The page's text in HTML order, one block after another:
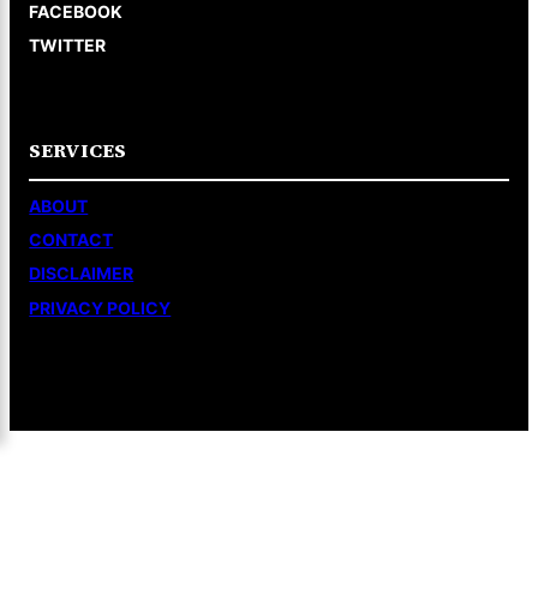
FACEBOOK
TWITTER
SERVICES
ABOUT
CONTACT
DISCLAIMER
PRIVACY POLICY